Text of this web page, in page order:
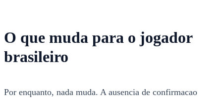
O que muda para o jogador
brasileiro
Por enquanto, nada muda. A ausencia de confirmacao